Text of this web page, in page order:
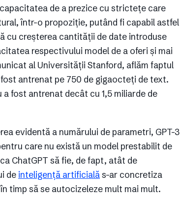
de a prezice cu strictețe care
într-o propoziție, putând fi capabil astfel
cu creșterea cantității de date introduse
respectivului model de a oferi și mai
al Universității Stanford, aflăm faptul
fost antrenat pe 750 de gigaocteți de text.
fost antrenat decât cu 1,5 miliarde de
evidentă a numărului de parametri, GPT-3
care nu există un model prestabilit de
ChatGPT să fie, de fapt, atât de
de inteligență artificialăs-ar concretiza
timp să se autocizeleze mult mai mult.